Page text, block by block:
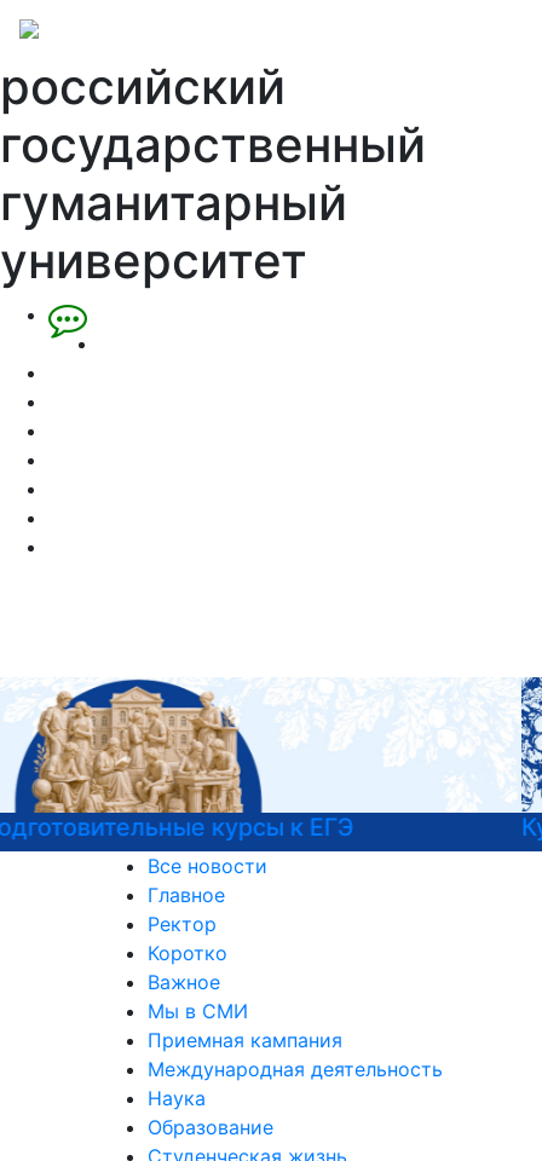
российский
государственный
гуманитарный
университет
Курсы немецкого языка
Все новости
Главное
Ректор
Коротко
Важное
Мы в СМИ
Приемная кампания
Международная деятельность
Наука
Образование
Студенческая жизнь